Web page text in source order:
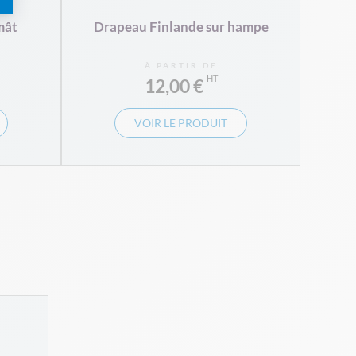
Drapeau Finlande sur hampe
À PARTIR DE
12,00 €
VOIR LE PRODUIT